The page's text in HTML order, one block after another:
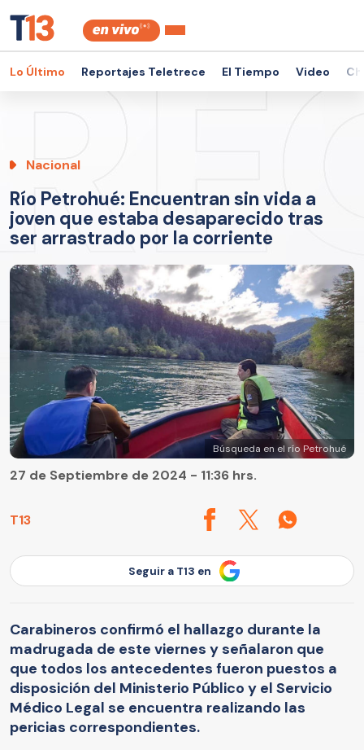
Lo Último Reportajes Teletrece El Tiempo Video
Nacional
Río Petrohué: Encuentran sin vida a
joven que estaba desaparecido tras
ser arrastrado por la corriente
Búsqueda en el río Petrohué
T13
27 de Septiembre de 2024 - 11:36 hrs.
Seguir a T13 en
Carabineros confirmó el hallazgo durante la
madrugada de este viernes y señalaron que
que todos los antecedentes fueron puestos a
disposición del Ministerio Público y el Servicio
Médico Legal se encuentra realizando las
pericias correspondientes.